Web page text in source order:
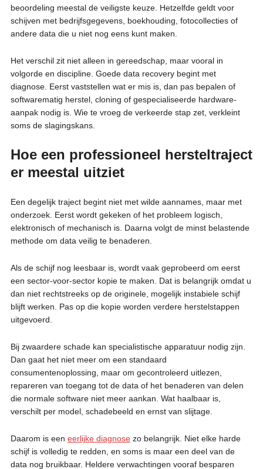
beoordeling meestal de veiligste keuze. Hetzelfde geldt voor
schijven met bedrijfsgegevens, boekhouding, fotocollecties of
andere data die u niet nog eens kunt maken.
Het verschil zit niet alleen in gereedschap, maar vooral in
volgorde en discipline. Goede data recovery begint met
diagnose. Eerst vaststellen wat er mis is, dan pas bepalen of
softwarematig herstel, cloning of gespecialiseerde hardware-
aanpak nodig is. Wie te vroeg de verkeerde stap zet, verkleint
soms de slagingskans.
Hoe een professioneel hersteltraject
er meestal uitziet
Een degelijk traject begint niet met wilde aannames, maar met
onderzoek. Eerst wordt gekeken of het probleem logisch,
elektronisch of mechanisch is. Daarna volgt de minst belastende
methode om data veilig te benaderen.
Als de schijf nog leesbaar is, wordt vaak geprobeerd om eerst
een sector-voor-sector kopie te maken. Dat is belangrijk omdat u
dan niet rechtstreeks op de originele, mogelijk instabiele schijf
blijft werken. Pas op die kopie worden verdere herstelstappen
uitgevoerd.
Bij zwaardere schade kan specialistische apparatuur nodig zijn.
Dan gaat het niet meer om een standaard
consumentenoplossing, maar om gecontroleerd uitlezen,
repareren van toegang tot de data of het benaderen van delen
die normale software niet meer aankan. Wat haalbaar is,
verschilt per model, schadebeeld en ernst van slijtage.
Daarom is een eerlijke diagnosezo belangrijk. Niet elke harde
schijf is volledig te redden, en soms is maar een deel van de
data nog bruikbaar. Heldere verwachtingen vooraf besparen